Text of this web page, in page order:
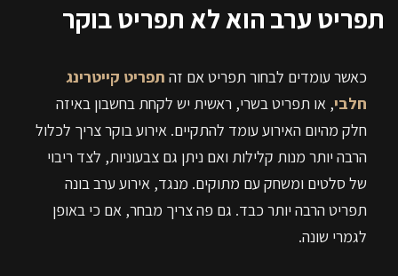
תפריט ערב הוא לא תפריט בוקר
כאשר עומדים לבחור תפריט אם זה תפריט קייטרינג
חלבי, או תפריט בשרי, ראשית יש לקחת בחשבון באיזה
חלק מהיום האירוע עומד להתקיים. אירוע בוקר צריך לכלול
הרבה יותר מנות קלילות ואם ניתן גם צבעוניות, לצד ריבוי
של סלטים ומשחק עם מתוקים. מנגד, אירוע ערב בונה
תפריט הרבה יותר כבד. גם פה צריך מבחר, אם כי באופן
לגמרי שונה.